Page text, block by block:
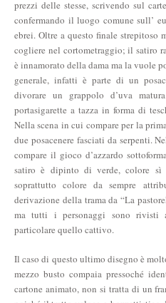
prezzi delle stesse, scrivendo sul
confermando il luogo comune sull’
ebrei. Oltre a questo finale strepitoso
cogliere nel cortometraggio; il satiro
è innamorato della dama ma la vuole
generale, infatti è parte di un
divorare un grappolo d’uva
portasigarette a tazza in forma di
Nella scena in cui compare per la
due posacenere fasciati da serpenti.
compare il gioco d’azzardo
satiro è dipinto di verde, colore sì
soprattutto colore da sempre
derivazione della trama da “La
ma tutti i personaggi sono rivisti
particolare quello cattivo.
Il caso di questo ultimo disegno è
mezzo busto compaia pressoché
cartone animato, non si tratta di un